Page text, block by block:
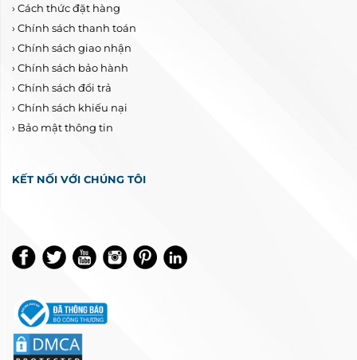
› Cách thức đặt hàng
› Chính sách thanh toán
› Chính sách giao nhận
› Chính sách bảo hành
› Chính sách đổi trả
› Chính sách khiếu nại
› Bảo mật thông tin
KẾT NỐI VỚI CHÚNG TÔI